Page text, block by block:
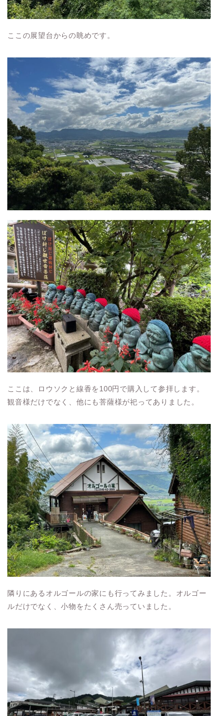
ここの展望台からの眺めです。
ここは、ロウソクと線香を100円で購入して参拝します。
観音様だけでなく、他にも菩薩様が祀ってありました。
隣りにあるオルゴールの家にも行ってみました。オルゴー
ルだけでなく、小物をたくさん売っていました。